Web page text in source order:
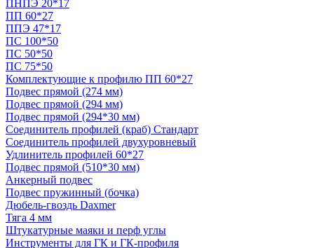
ПНПЭ 20*17
ПП 60*27
ППЭ 47*17
ПС 100*50
ПС 50*50
ПС 75*50
Комплектующие к профилю ПП 60*27
Подвес прямой (274 мм)
Подвес прямой (294 мм)
Подвес прямой (294*30 мм)
Соединитель профилей (краб) Стандарт
Соединитель профилей двухуровневый
Удлинитель профилей 60*27
Подвес прямой (510*30 мм)
Анкерный подвес
Подвес пружинный (бочка)
Дюбель-гвоздь Daxmer
Тяга 4 мм
Штукатурные маяки и перф углы
Инструменты для ГК и ГК-профиля